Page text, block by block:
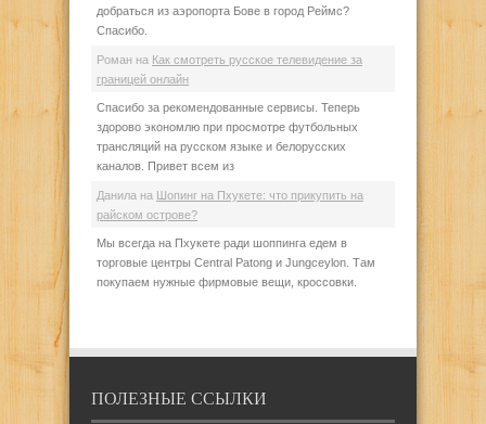
добраться из аэропорта Бове в город Реймс?
Спасибо.
Роман на Как смотреть русское телевидение за
границей онлайн
Спасибо за рекомендованные сервисы. Теперь
здорово экономлю при просмотре футбольных
трансляций на русском языке и белорусских
каналов. Привет всем из
Данила на
Шопинг на Пхукете: что прикупить на
райском острове?
Мы всегда на Пхукете ради шоппинга едем в
торговые центры Central Patong и Jungceylon. Там
покупаем нужные фирмовые вещи, кроссовки.
ПОЛЕЗНЫЕ ССЫЛКИ